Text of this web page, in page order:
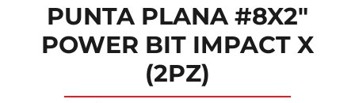
PUNTA PLANA #8X2″
POWER BIT IMPACT X
(2PZ)